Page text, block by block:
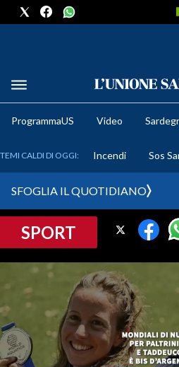
METEO
CRONACA SARDEGNA
PROVINCIA DI CAGLIARI
SULCIS IGLESIENTE
MEDIO CAMPIDANO
ORISTANO E PROVINCIA
ProgrammaUS Video
TEMI CALDI DI OGGI: Incendi Sos
SFOGLIA IL QUOTIDIANO
SPORT